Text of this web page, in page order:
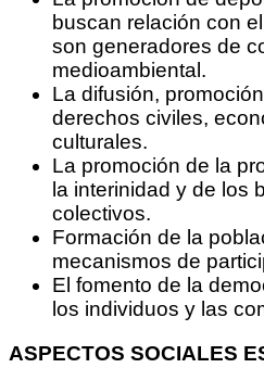
buscan relación con
son generadores de
medioambiental.
La difusión,
derechos civiles,
culturales.
La promoción de la
la interinidad y de los
colectivos.
Formación de la
mecanismos de
El fomento de la
los individuos y las
ASPECTOS SOCIALES